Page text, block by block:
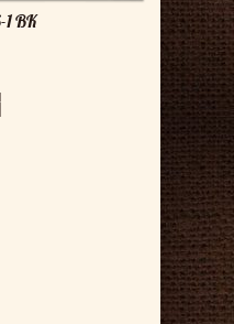
1 BK